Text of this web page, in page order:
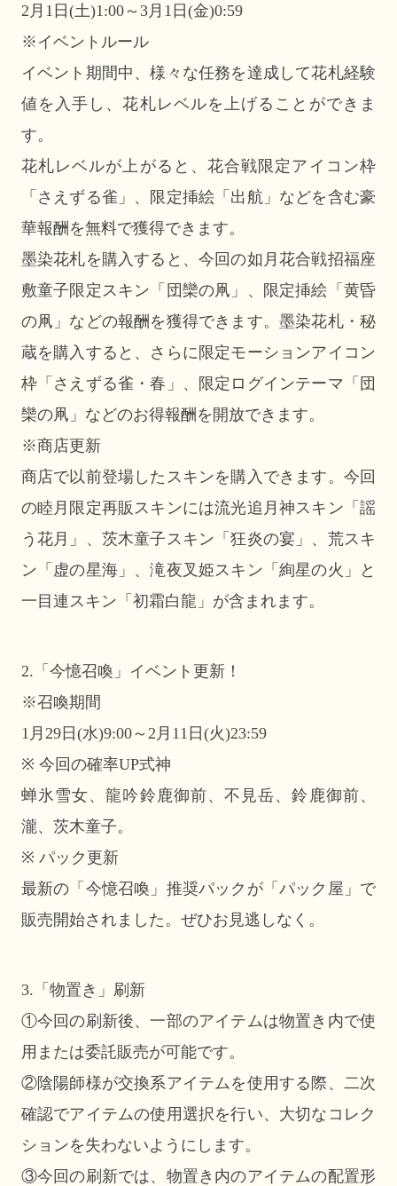
2月1日(土)1:00～3月1日(金)0:59
※イベントルール
イベント期間中、様々な任務を達成して花札経験
値を入手し、花札レベルを上げることができま
す。
花札レベルが上がると、花合戦限定アイコン枠
「さえずる雀」、限定挿絵「出航」などを含む豪
華報酬を無料で獲得できます。
墨染花札を購入すると、今回の如月花合戦招福座
敷童子限定スキン「団欒の凧」、限定挿絵「黄昏
の凧」などの報酬を獲得できます。墨染花札・秘
蔵を購入すると、さらに限定モーションアイコン
枠「さえずる雀・春」、限定ログインテーマ「団
欒の凧」などのお得報酬を開放できます。
※商店更新
商店で以前登場したスキンを購入できます。今回
の睦月限定再販スキンには流光追月神スキン「謡
う花月」、茨木童子スキン「狂炎の宴」、荒スキ
ン「虚の星海」、滝夜叉姫スキン「絢星の火」と
一目連スキン「初霜白龍」が含まれます。
2.「今憶召喚」イベント更新！
※召喚期間
1月29日(水)9:00～2月11日(火)23:59
※ 今回の確率UP式神
蝉氷雪女、龍吟鈴鹿御前、不見岳、鈴鹿御前、
瀧、茨木童子。
※ パック更新
最新の「今憶召喚」推奨パックが「パック屋」で
販売開始されました。ぜひお見逃しなく。
3.「物置き」刷新
①今回の刷新後、一部のアイテムは物置き内で使
用または委託販売が可能です。
②陰陽師様が交換系アイテムを使用する際、二次
確認でアイテムの使用選択を行い、大切なコレク
ションを失わないようにします。
③今回の刷新では、物置き内のアイテムの配置形